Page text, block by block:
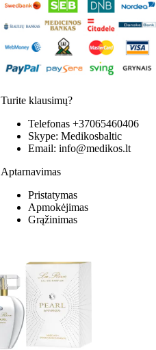
Turite klausimų?
Telefonas +37065460406
Skype: Medikosbaltic
Email: info@medikos.lt
Aptarnavimas
Pristatymas
Apmokėjimas
Grąžinimas